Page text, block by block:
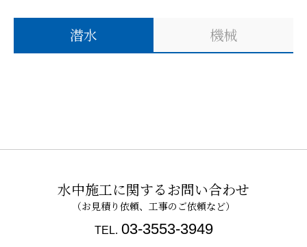
潜水 機械
水中施工に関するお問い合わせ
TEL. 03-3553-3949